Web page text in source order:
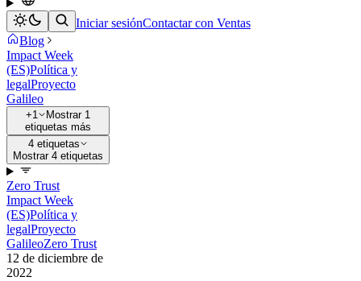
Iniciar sesiónContactar con Ventas
Blog
Impact Week
(ES)Política y
legalProyecto
Galileo
+1
Mostrar 1
etiquetas más
4 etiquetas
Mostrar 4 etiquetas
Zero Trust
Impact Week
(ES)Política y
legalProyecto
GalileoZero Trust
12 de diciembre de
2022